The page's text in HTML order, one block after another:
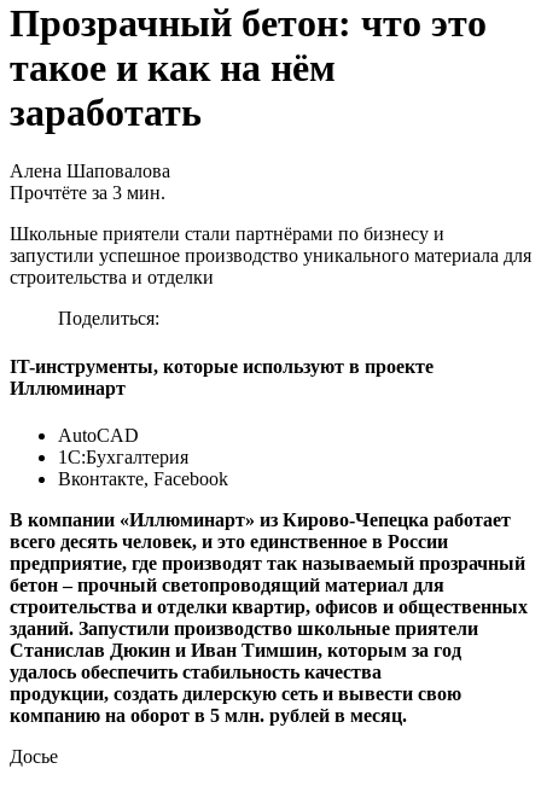
Прозрачный бетон: что это
такое и как на нём
заработать
Алена Шаповалова
Прочтёте за 3 мин.
Школьные приятели стали партнёрами по бизнесу и
запустили успешное производство уникального материала для
строительства и отделки
Поделиться:
IT-инструменты, которые используют в проекте
Иллюминарт
AutoCAD
1С:Бухгалтерия
Вконтакте, Facebook
В компании «Иллюминарт» из Кирово-Чепецка работает
всего десять человек, и это единственное в России
предприятие, где производят так называемый прозрачный
бетон – прочный светопроводящий материал для
строительства и отделки квартир, офисов и общественных
зданий. Запустили производство школьные приятели
Станислав Дюкин и Иван Тимшин, которым за год
удалось обеспечить стабильность качества
продукции, создать дилерскую сеть и вывести свою
компанию на оборот в 5 млн. рублей в месяц.
Досье